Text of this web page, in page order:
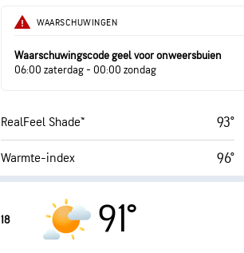
WAARSCHUWINGEN
Waarschuwingscode geel voor onweersbuien
06:00 zaterdag - 00:00 zondag
RealFeel Shade™ 93°
Warmte-index 96°
Windstoten
18 91°